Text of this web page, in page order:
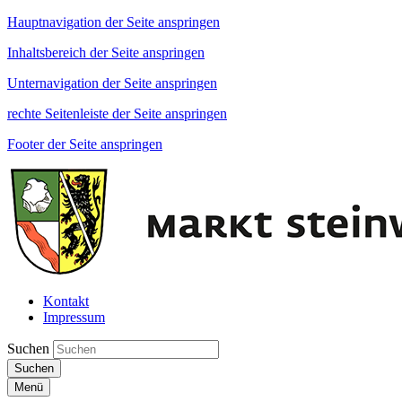
Hauptnavigation der Seite anspringen
Inhaltsbereich der Seite anspringen
Unternavigation der Seite anspringen
rechte Seitenleiste der Seite anspringen
Footer der Seite anspringen
Kontakt
Impressum
Suchen
Suchen
Menü